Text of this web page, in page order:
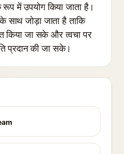
में उपयोग किया जाता है।
जोड़ा जाता है ताकि
किया जा सके और त्वचा पर
प्रदान की जा सके।